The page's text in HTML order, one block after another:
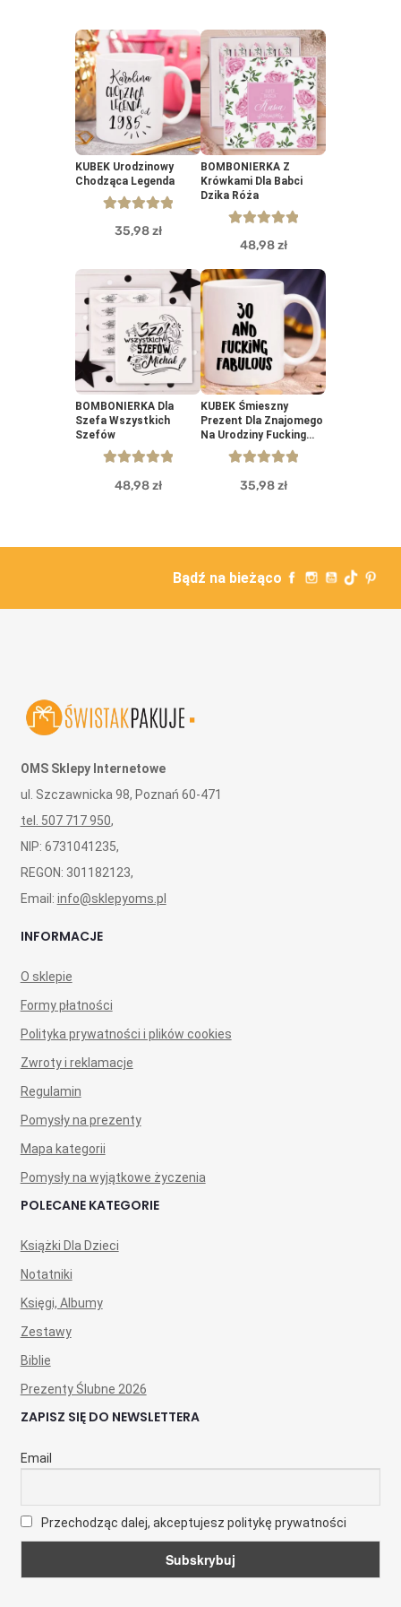
KUBEK Urodzinowy
Chodząca Legenda
35,98zł
BOMBONIERKA Z
Krówkami Dla Babci
Dzika Róża
48,98zł
BOMBONIERKA Dla
Szefa Wszystkich
Szefów
48,98zł
KUBEK Śmieszny
Prezent Dla Znajomego
Na Urodziny Fucking
Fabulous
Personalizowany
35,98zł
Bądź na bieżąco
OMS Sklepy Internetowe
ul. Szczawnicka 98, Poznań 60-471
tel. 507 717 950,
NIP: 6731041235,
REGON: 301182123,
Email: info@sklepyoms.pl
INFORMACJE
O sklepie
Formy płatności
Polityka prywatności i plików cookies
Zwroty i reklamacje
Regulamin
Pomysły na prezenty
Mapa kategorii
Pomysły na wyjątkowe życzenia
POLECANE KATEGORIE
Książki Dla Dzieci
Notatniki
Księgi, Albumy
Zestawy
Biblie
Prezenty Ślubne 2026
ZAPISZ SIĘ DO NEWSLETTERA
Email
Przechodząc dalej, akceptujesz politykę prywatności